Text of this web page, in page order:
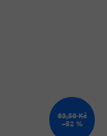
83,50 Kč
–52 %